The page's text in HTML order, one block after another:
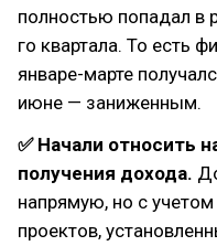
полностью попадал в
го квартала. То есть
январе-марте
июне — заниженным.
✅ Начали относить
получения дохода.
напрямую, но с
проектов,